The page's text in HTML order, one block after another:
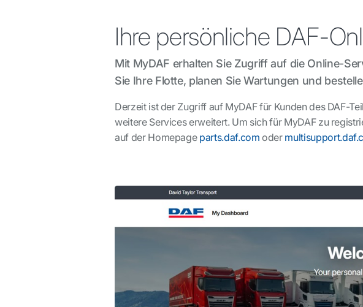
Ihre persönliche DAF-
Mit MyDAF erhalten Sie Zugriff auf die Online-
Sie Ihre Flotte, planen Sie Wartungen und
Derzeit ist der Zugriff auf MyDAF für Kunden des DAF-
weitere Services erweitert. Um sich für MyDAF zu
auf der Homepage parts.daf.com oder